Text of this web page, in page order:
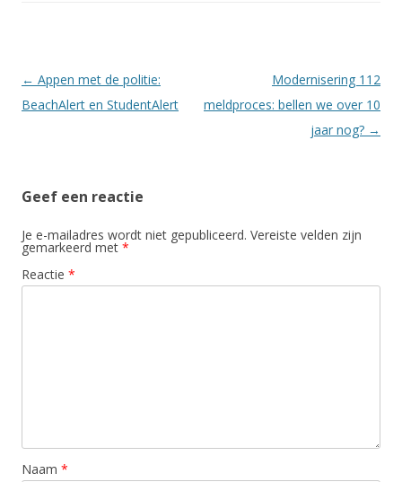
Berichtnavigatie
← Appen met de politie:
BeachAlert en StudentAlert
Modernisering 112
meldproces: bellen we over 10
jaar nog? →
Geef een reactie
Je e-mailadres wordt niet gepubliceerd. Vereiste velden zijn
gemarkeerd met *
Reactie *
Naam *